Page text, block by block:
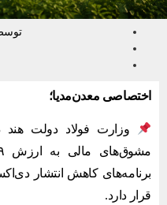
اختصاصی معدن‌مدیا؛
وزارت فولاد دولت هند
برنامه‌های کاهش انتشار
قرار دارد.